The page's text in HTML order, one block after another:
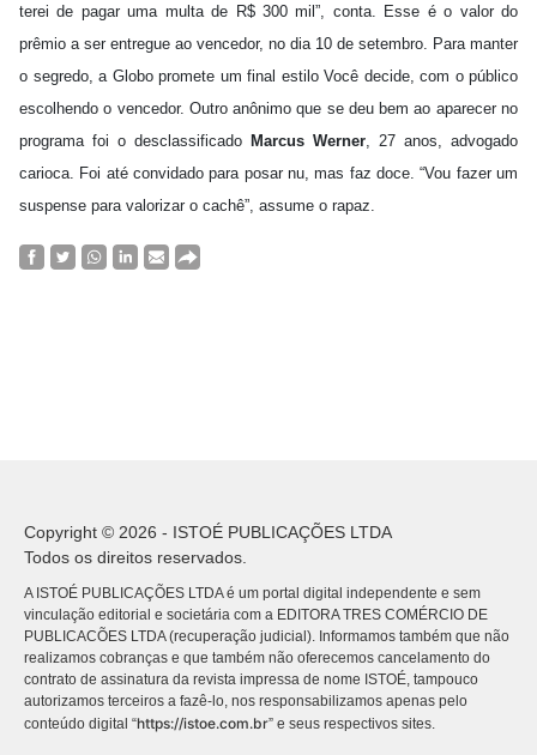
terei de pagar uma multa de R$ 300 mil”, conta. Esse é o valor do
prêmio a ser entregue ao vencedor, no dia 10 de setembro. Para manter
o segredo, a Globo promete um final estilo Você decide, com o público
escolhendo o vencedor. Outro anônimo que se deu bem ao aparecer no
programa foi o desclassificado Marcus Werner, 27 anos, advogado
carioca. Foi até convidado para posar nu, mas faz doce. “Vou fazer um
suspense para valorizar o cachê”, assume o rapaz.
Copyright © 2026 - ISTOÉ PUBLICAÇÕES LTDA
Todos os direitos reservados.
A ISTOÉ PUBLICAÇÕES LTDA é um portal digital independente e sem
vinculação editorial e societária com a EDITORA TRES COMÉRCIO DE
PUBLICACÕES LTDA (recuperação judicial). Informamos também que não
realizamos cobranças e que também não oferecemos cancelamento do
contrato de assinatura da revista impressa de nome ISTOÉ, tampouco
autorizamos terceiros a fazê-lo, nos responsabilizamos apenas pelo
conteúdo digital “https://istoe.com.br” e seus respectivos sites.